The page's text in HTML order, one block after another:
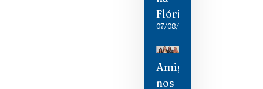
Flórida
07/08/2026
Amigas
nos